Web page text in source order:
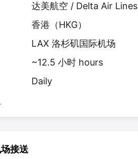
达美航空 / Delta Air Lines
香港 （HKG）
LAX 洛杉矶国际机场
~12.5 小时 hours
Daily
接送